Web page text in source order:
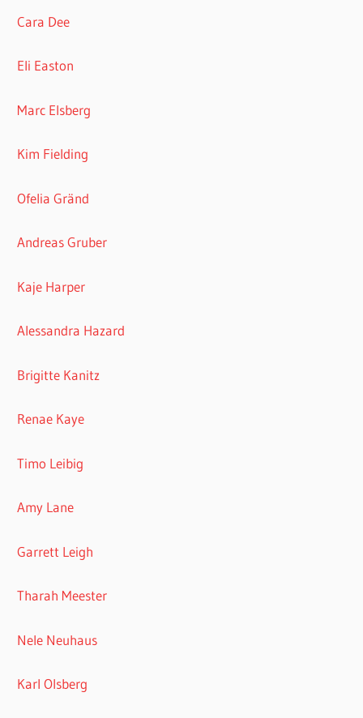
Cara Dee
Eli Easton
Marc Elsberg
Kim Fielding
Ofelia Gränd
Andreas Gruber
Kaje Harper
Alessandra Hazard
Brigitte Kanitz
Renae Kaye
Timo Leibig
Amy Lane
Garrett Leigh
Tharah Meester
Nele Neuhaus
Karl Olsberg